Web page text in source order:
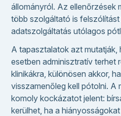
állományról. Az ellenőrzések
több szolgáltató is
adatszolgáltatás utólagos
A tapasztalatok azt
esetben adminisztratív terhet
klinikákra, különösen akkor,
visszamenőleg kell pótolni. A
komoly kockázatot jelent:
kerülhet, ha a